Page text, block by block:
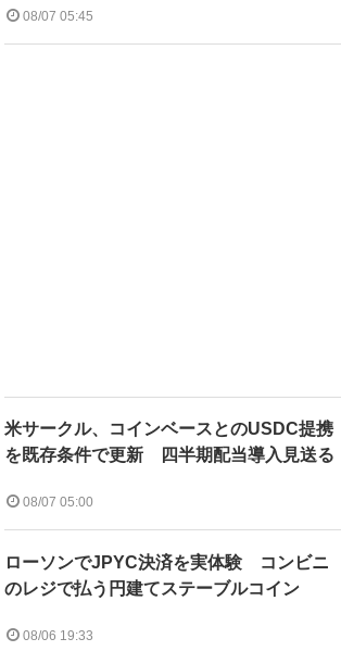
08/07 05:45
米サークル、コインベースとのUSDC提携
を既存条件で更新 四半期配当導入見送る
08/07 05:00
ローソンでJPYC決済を実体験 コンビニ
のレジで払う円建てステーブルコイン
08/06 19:33